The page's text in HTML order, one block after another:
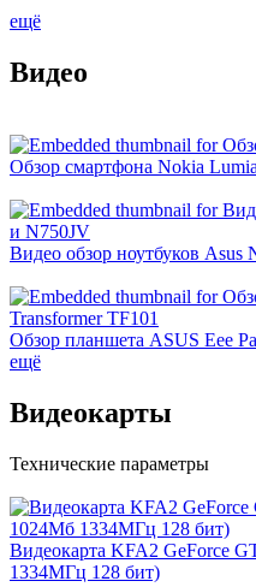
ещё
Видео
Обзор смартфона Nokia
Видео обзор ноутбуков Asus
Обзор планшета ASUS Eee
ещё
Видеокарты
Технические параметры
Видеокарта KFA2 GeForce
1334МГц 128 бит)